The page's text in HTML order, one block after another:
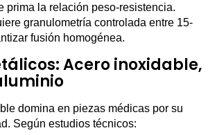
prima la relación peso-resistencia.
granulometría controlada entre 15-
fusión homogénea.
Acero inoxidable,
domina en piezas médicas por su
Según estudios técnicos: